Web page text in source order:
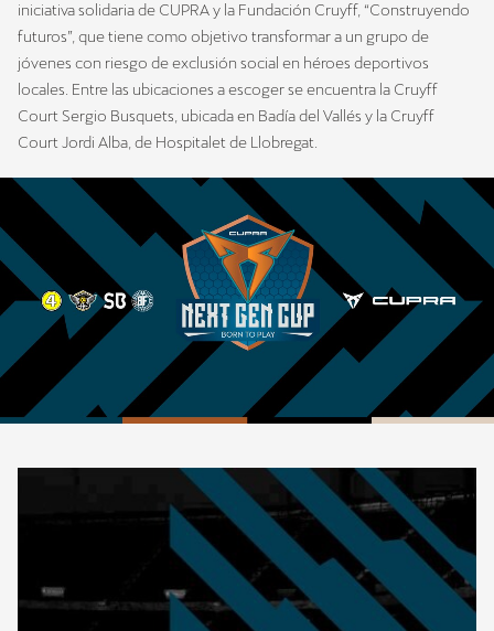
iniciativa solidaria de CUPRA y la Fundación Cruyff, “Construyendo
futuros”, que tiene como objetivo transformar a un grupo de
jóvenes con riesgo de exclusión social en héroes deportivos
locales. Entre las ubicaciones a escoger se encuentra la Cruyff
Court Sergio Busquets, ubicada en Badía del Vallés y la Cruyff
Court Jordi Alba, de Hospitalet de Llobregat.